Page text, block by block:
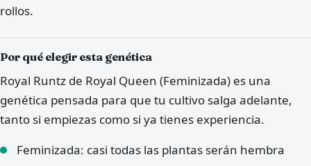
rollos.
Por qué elegir esta genética
Royal Runtz de Royal Queen (Feminizada) es una
genética pensada para que tu cultivo salga adelante,
tanto si empiezas como si ya tienes experiencia.
Feminizada: casi todas las plantas serán hembra